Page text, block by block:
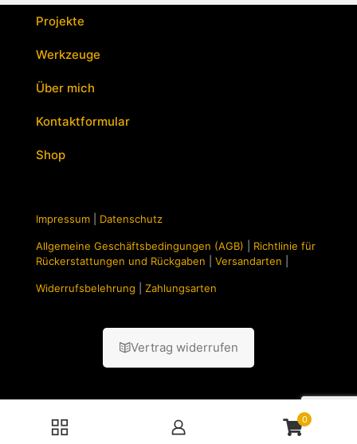
Projekte
Werkzeuge
Über mich
Kontaktformular
Shop
Impressum Datenschutz
Allgemeine Geschäftsbedingungen (AGB)
Richtlinie für
Rückerstattungen und Rückgaben
Versandarten
Widerrufsbelehrung Zahlungsarten
Vertrag widerrufen
0